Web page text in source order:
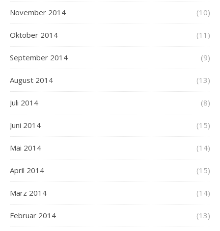
November 2014 (10)
Oktober 2014 (11)
September 2014 (9)
August 2014 (13)
Juli 2014 (8)
Juni 2014 (15)
Mai 2014 (14)
April 2014 (15)
März 2014 (14)
Februar 2014 (13)